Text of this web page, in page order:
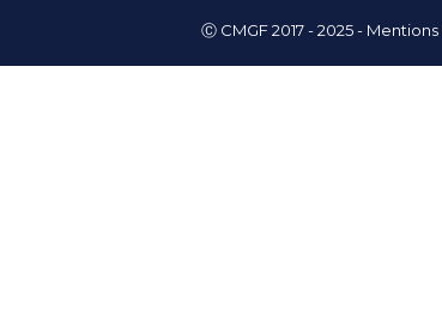
Ⓒ CMGF 2017 - 2025 -